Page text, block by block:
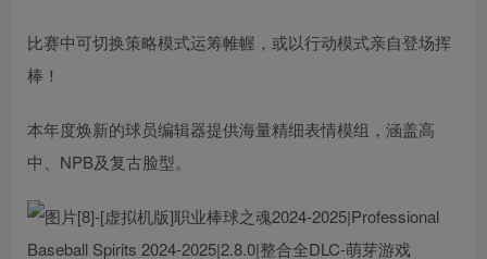
比赛中可切换策略模式运筹帷幄，或以行动模式亲自登场挥
棒！
本年度焕新的球员编辑器提供海量精细表情模组，涵盖高
中、NPB及复古脸型。